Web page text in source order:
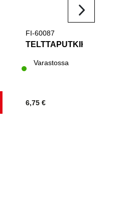
FI-60087
TELTTAPUTKIKIINNIKE
Varastossa
6,75€